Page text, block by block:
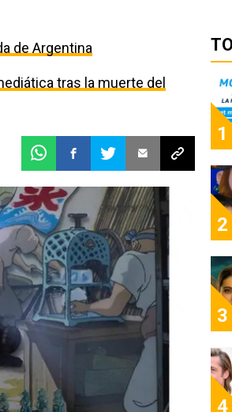
de Argentina
tras la muerte del
1
2
3
4